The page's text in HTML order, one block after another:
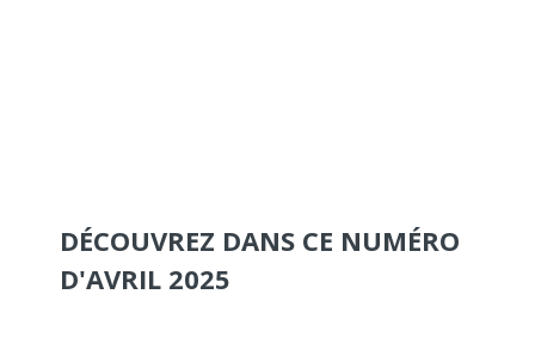
DÉCOUVREZ DANS CE NUMÉRO
D'AVRIL 2025